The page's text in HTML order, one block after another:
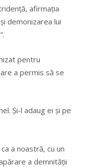
afirmația
demonizarea lui
pentru
a permis să se
Și-l adaug ei și pe
a noastră, cu un
a demnității